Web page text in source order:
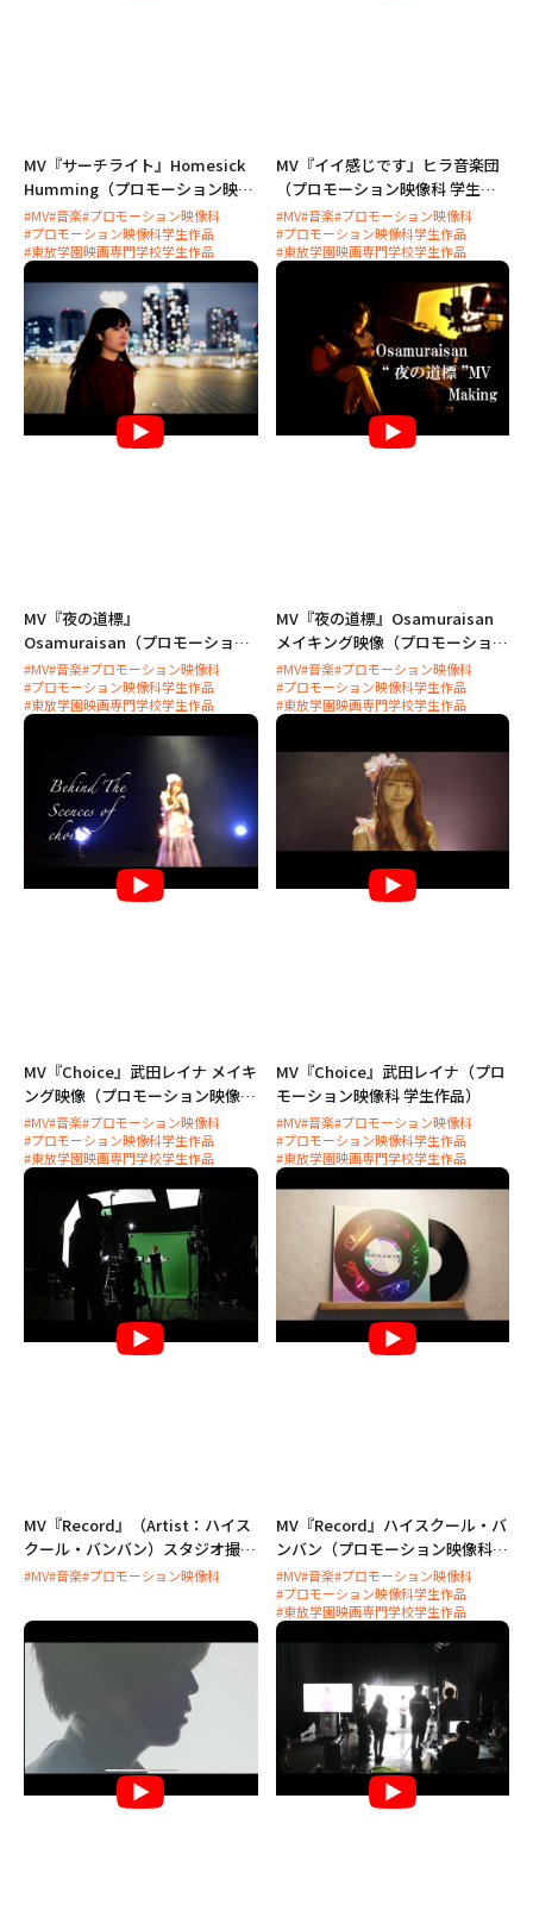
MV『サーチライト』Homesick
Humming（プロモーション映像
科 学生作品）
#MV#音楽#プロモーション映像科
#プロモーション映像科学生作品
#東放学園映画専門学校学生作品
MV『イイ感じです』ヒラ音楽団
（プロモーション映像科 学生作
品）
#MV#音楽#プロモーション映像科
#プロモーション映像科学生作品
#東放学園映画専門学校学生作品
MV『夜の道標』
Osamuraisan（プロモーション
映像科 学生作品）
#MV#音楽#プロモーション映像科
#プロモーション映像科学生作品
#東放学園映画専門学校学生作品
MV『夜の道標』Osamuraisan
メイキング映像（プロモーション
映像科）
#MV#音楽#プロモーション映像科
#プロモーション映像科学生作品
#東放学園映画専門学校学生作品
MV『Choice』武田レイナ メイキ
ング映像（プロモーション映像
科）
#MV#音楽#プロモーション映像科
#プロモーション映像科学生作品
#東放学園映画専門学校学生作品
MV『Choice』武田レイナ（プロ
モーション映像科 学生作品）
#MV#音楽#プロモーション映像科
#プロモーション映像科学生作品
#東放学園映画専門学校学生作品
MV『Record』（Artist：ハイス
クール・バンバン）スタジオ撮影
風景（プロモーション映像科）
#MV#音楽#プロモーション映像科
MV『Record』ハイスクール・バ
ンバン（プロモーション映像科
学生作品）
#MV#音楽#プロモーション映像科
#プロモーション映像科学生作品
#東放学園映画専門学校学生作品